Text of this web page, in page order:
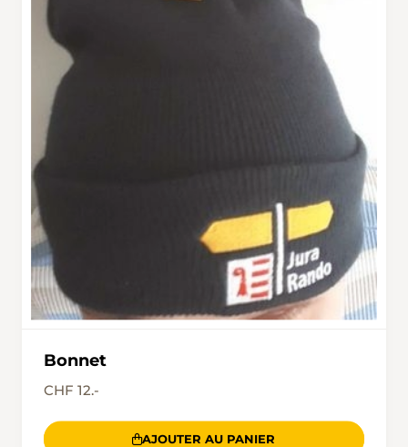
Bonnet
CHF 12.-
AJOUTER AU PANIER